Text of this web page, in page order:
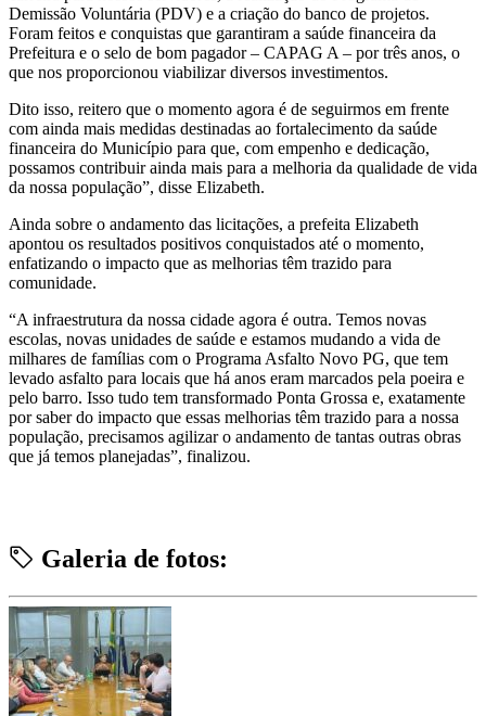
Demissão Voluntária (PDV) e a criação do banco de projetos.
Foram feitos e conquistas que garantiram a saúde financeira da
Prefeitura e o selo de bom pagador – CAPAG A – por três anos, o
que nos proporcionou viabilizar diversos investimentos.
Dito isso, reitero que o momento agora é de seguirmos em frente
com ainda mais medidas destinadas ao fortalecimento da saúde
financeira do Município para que, com empenho e dedicação,
possamos contribuir ainda mais para a melhoria da qualidade de vida
da nossa população”, disse Elizabeth.
Ainda sobre o andamento das licitações, a prefeita Elizabeth
apontou os resultados positivos conquistados até o momento,
enfatizando o impacto que as melhorias têm trazido para
comunidade.
“A infraestrutura da nossa cidade agora é outra. Temos novas
escolas, novas unidades de saúde e estamos mudando a vida de
milhares de famílias com o Programa Asfalto Novo PG, que tem
levado asfalto para locais que há anos eram marcados pela poeira e
pelo barro. Isso tudo tem transformado Ponta Grossa e, exatamente
por saber do impacto que essas melhorias têm trazido para a nossa
população, precisamos agilizar o andamento de tantas outras obras
que já temos planejadas”, finalizou.
Galeria de fotos: